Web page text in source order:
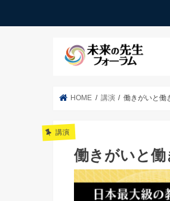
HOME 講演 働きがいと働
講演
働きがいと働